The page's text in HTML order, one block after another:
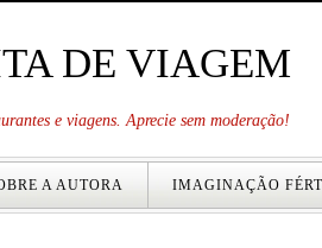
DE VIAGEM
e viagens. Aprecie sem moderação!
A AUTORA IMAGINAÇÃO